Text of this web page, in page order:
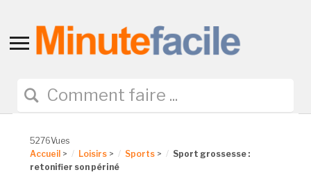
Toggle
navigation
5276Vues
Accueil > Loisirs > Sports >
Sport grossesse :
retonifier son périné